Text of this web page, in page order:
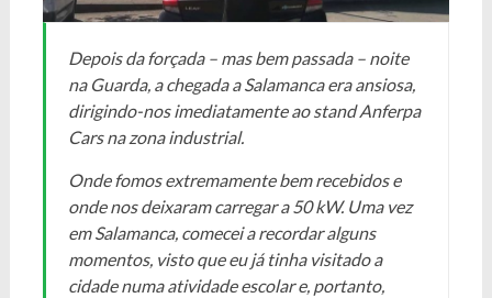
Depois da forçada – mas bem passada – noite
na Guarda, a chegada a Salamanca era ansiosa,
dirigindo-nos imediatamente ao stand Anferpa
Cars na zona industrial.
Onde fomos extremamente bem recebidos e
onde nos deixaram carregar a 50 kW. Uma vez
em Salamanca, comecei a recordar alguns
momentos, visto que eu já tinha visitado a
cidade numa atividade escolar e, portanto,